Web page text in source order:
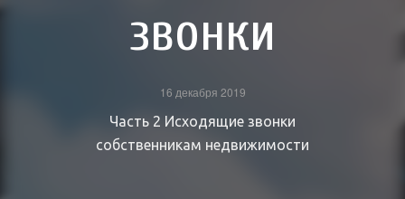
звонки
16 декабря 2019
Часть 2 Исходящие звонки
собственникам недвижимости